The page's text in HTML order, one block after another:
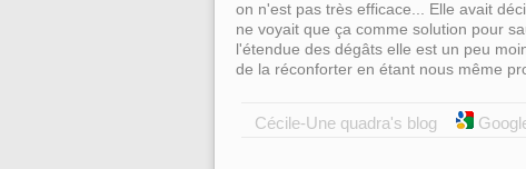
on n'est pas très efficace... Elle avait
ne voyait que ça comme solution pour
l'étendue des dégâts elle est un peu
de la réconforter en étant nous même
Cécile-Une quadra's blog